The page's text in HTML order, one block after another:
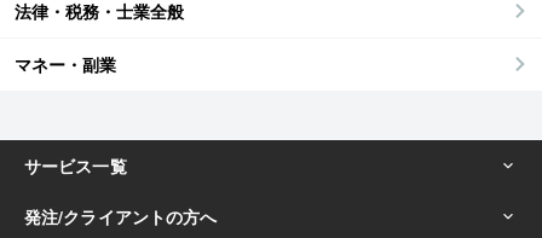
法律・税務・士業全般
マネー・副業